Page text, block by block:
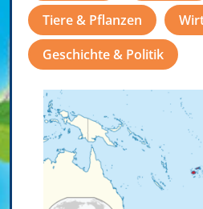
Tiere & Pflanzen
Geschichte & Politik